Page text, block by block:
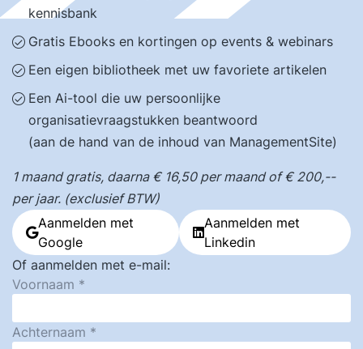
kennisbank
Gratis Ebooks en kortingen op events & webinars
Een eigen bibliotheek met uw favoriete artikelen
Een Ai-tool die uw persoonlijke
organisatievraagstukken beantwoord
(aan de hand van de inhoud van ManagementSite)
1 maand gratis, daarna € 16,50 per maand of € 200,--
per jaar. (exclusief BTW)
Aanmelden met
Google
Aanmelden met
Linkedin
Of aanmelden met e-mail:
Voornaam
Achternaam